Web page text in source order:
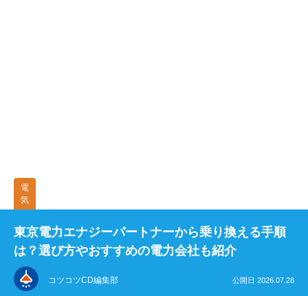
電
気
東京電力エナジーパートナーから乗り換える手順
は？選び方やおすすめの電力会社も紹介
コツコツCD編集部 公開日 2026.07.28